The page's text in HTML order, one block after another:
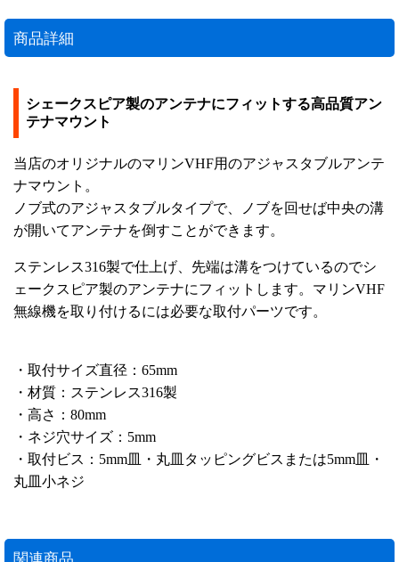
商品詳細
シェークスピア製のアンテナにフィットする高品質アン
テナマウント
当店のオリジナルのマリンVHF用のアジャスタブルアンテ
ナマウント。
ノブ式のアジャスタブルタイプで、ノブを回せば中央の溝
が開いてアンテナを倒すことができます。
ステンレス316製で仕上げ、先端は溝をつけているのでシ
ェークスピア製のアンテナにフィットします。マリンVHF
無線機を取り付けるには必要な取付パーツです。
・取付サイズ直径：65mm
・材質：ステンレス316製
・高さ：80mm
・ネジ穴サイズ：5mm
・取付ビス：5mm皿・丸皿タッピングビスまたは5mm皿・
丸皿小ネジ
関連商品